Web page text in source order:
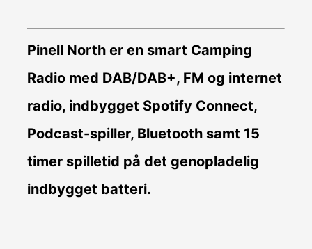
Pinell North er en smart Camping
Radio med DAB/DAB+, FM og internet
radio, indbygget Spotify Connect,
Podcast-spiller, Bluetooth samt 15
timer spilletid på det genopladelig
indbygget batteri.